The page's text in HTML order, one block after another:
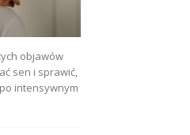
objawów
sen i sprawić,
intensywnym